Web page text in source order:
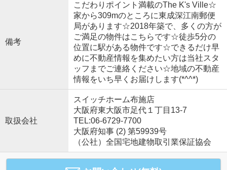
備考
こだわりポイント満載のThe K's Ville☆
家から309mのところに東成深江南郵便
局があります☆2018年築で、多くの方が
ご満足の物件はこちらです☆徒歩5分の
位置に駅がある物件です☆できるだけ早
めに不動産情報を集めたい方は当社スタ
ッフまでご連絡ください☆地域の不動産
情報をいち早くお届けします(*^^*)
取扱会社
スイッチホーム布施店
大阪府東大阪市足代１丁目13-7
TEL:06-6729-7700
大阪府知事 (2) 第59939号
（公社）全国宅地建物取引業保証協会